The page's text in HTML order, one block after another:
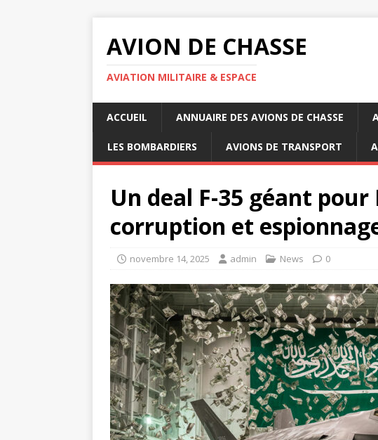
AVION DE CHASSE
AVIATION MILITAIRE & ESPACE
ACCUEIL ANNUAIRE DES AVIONS DE CHASSE
LES BOMBARDIERS AVIONS DE TRANSPORT
Un deal F-35 géant
corruption et
novembre 14, 2025 admin News 0